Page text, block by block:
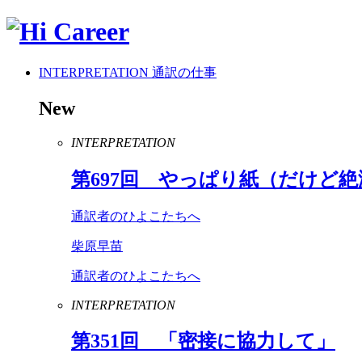
INTERPRETATION 通訳の仕事
New
INTERPRETATION
第697回 やっぱり紙（だけど絶
通訳者のひよこたちへ
柴原早苗
通訳者のひよこたちへ
INTERPRETATION
第351回 「密接に協力して」